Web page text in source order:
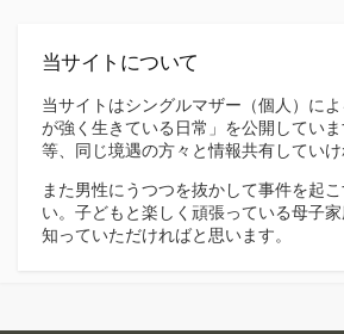
当サイトについて
当サイトはシングルマザー（個人）に
が強く生きている日常」を公開してい
等、同じ境遇の方々と情報共有していけ
また男性にうつつを抜かして事件を起
い。子どもと楽しく頑張っている母子
知っていただければと思います。